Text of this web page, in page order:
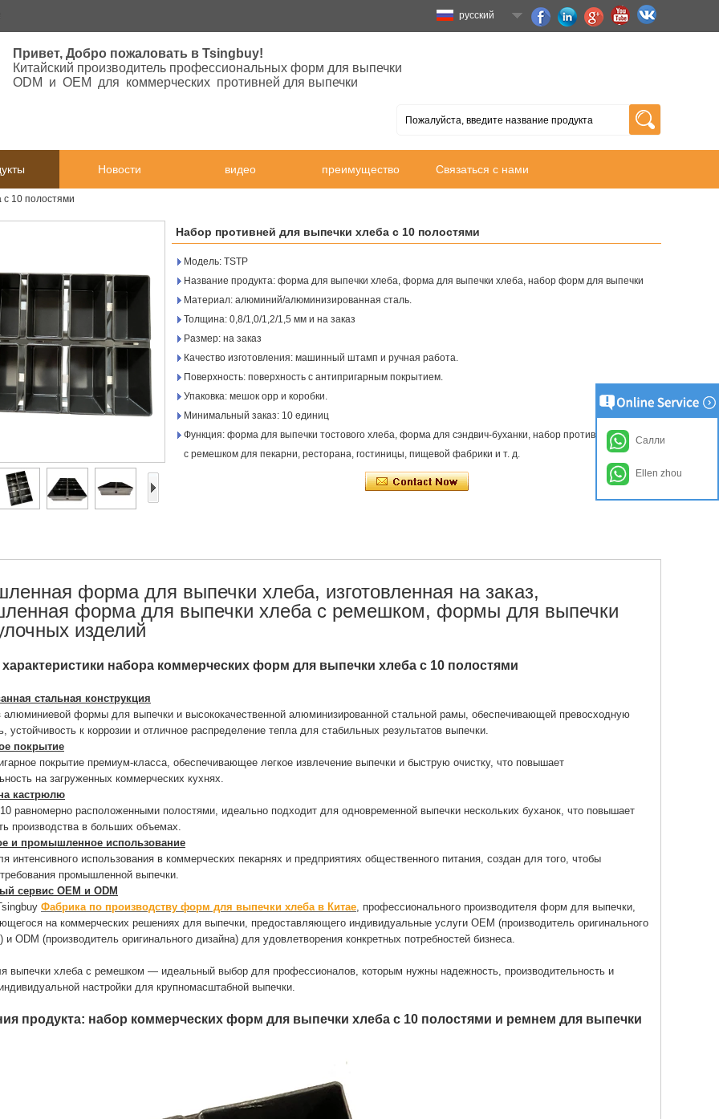
русский
Привет, Добро пожаловать в Tsingbuy!
Китайский производитель профессиональных форм для выпечки
ODM и OEM для коммерческих противней для выпечки
Новости видео преимущество Связаться с нами
с 10 полостями
Набор противней для выпечки хлеба с 10 полостями
Модель: TSTP
Название продукта: форма для выпечки хлеба, форма для выпечки хлеба, набор форм для выпечки
Материал: алюминий/алюминизированная сталь.
Толщина: 0,8/1,0/1,2/1,5 мм и на заказ
Размер: на заказ
Качество изготовления: машинный штамп и ручная работа.
Поверхность: поверхность с антипригарным покрытием.
Упаковка: мешок opp и коробки.
Минимальный заказ: 10 единиц
Функция: форма для выпечки тостового хлеба, форма для сэндвич-буханки, набор противней для хлеба
с ремешком для пекарни, ресторана, гостиницы, пищевой фабрики и т. д.
форма для выпечки хлеба, изготовленная на заказ,
форма для выпечки хлеба с ремешком, формы для выпечки
изделий
набора коммерческих форм для выпечки хлеба с 10 полостями
стальная конструкция
алюминиевой формы для выпечки и высококачественной алюминизированной стальной рамы, обеспечивающей превосходную
устойчивость к коррозии и отличное распределение тепла для стабильных результатов выпечки.
покрытие
покрытие премиум-класса, обеспечивающее легкое извлечение выпечки и быструю очистку, что повышает
на загруженных коммерческих кухнях.
кастрюлю
равномерно расположенными полостями, идеально подходит для одновременной выпечки нескольких буханок, что повышает
производства в больших объемах.
и промышленное использование
интенсивного использования в коммерческих пекарнях и предприятиях общественного питания, создан для того, чтобы
промышленной выпечки.
сервис OEM и ODM
Фабрика по производству форм для выпечки хлеба в Китае, профессионального производителя форм для выпечки,
на коммерческих решениях для выпечки, предоставляющего индивидуальные услуги OEM (производитель оригинального
и ODM (производитель оригинального дизайна) для удовлетворения конкретных потребностей бизнеса.
выпечки хлеба с ремешком — идеальный выбор для профессионалов, которым нужны надежность, производительность и
настройки для крупномасштабной выпечки.
продукта: набор коммерческих форм для выпечки хлеба с 10 полостями и ремнем для выпечки
Салли
Ellen zhou